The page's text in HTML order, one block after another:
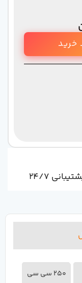
خرید
24/7
250 سی سی